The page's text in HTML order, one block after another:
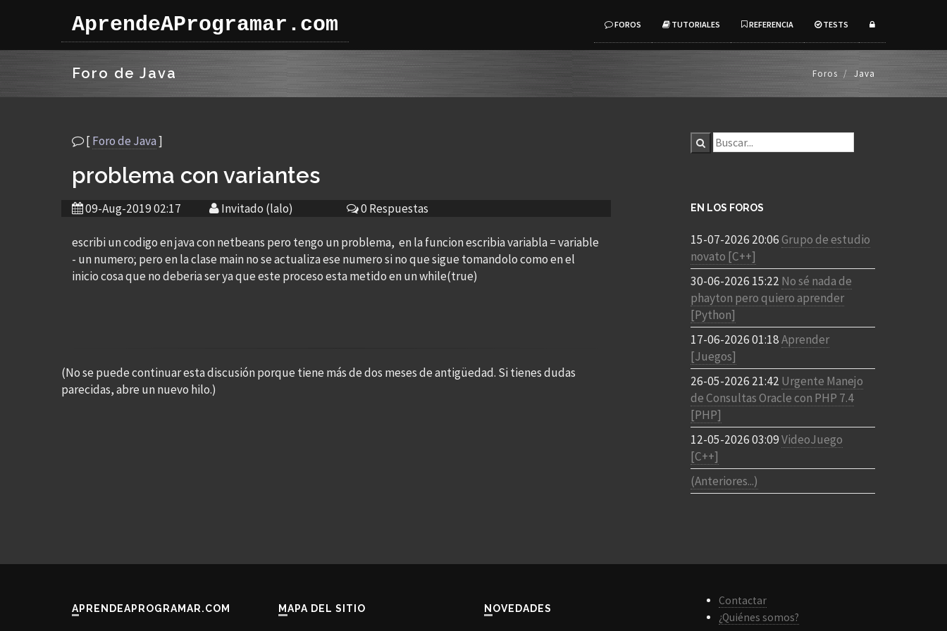
AprendeAProgramar.com FOROS TUTORIALES REFERENCIA TESTS
Foro de Java Foros Java
[Foro de Java]
problema con variantes
09-Aug-2019 02:17 Invitado (lalo) 0 Respuestas
escribi un codigo en java con netbeans pero tengo un problema, en la funcion escribia variabla = variable
- un numero; pero en la clase main no se actualiza ese numero si no que sigue tomandolo como en el
inicio cosa que no deberia ser ya que este proceso esta metido en un while(true)
(No se puede continuar esta discusión porque tiene más de dos meses de antigüedad. Si tienes dudas
parecidas, abre un nuevo hilo.)
EN LOS FOROS
15-07-2026 20:06Grupo de estudio
novato [C++]
30-06-2026 15:22 No sé nada de
phayton pero quiero aprender
[Python]
17-06-2026 01:18Aprender
[Juegos]
26-05-2026 21:42 Urgente Manejo
de Consultas Oracle con PHP 7.4
[PHP]
12-05-2026 03:09VideoJuego
[C++]
(Anteriores...)
APRENDEAPROGRAMAR.COM MAPA DEL SITIO NOVEDADES
Contactar
¿Quiénes somos?